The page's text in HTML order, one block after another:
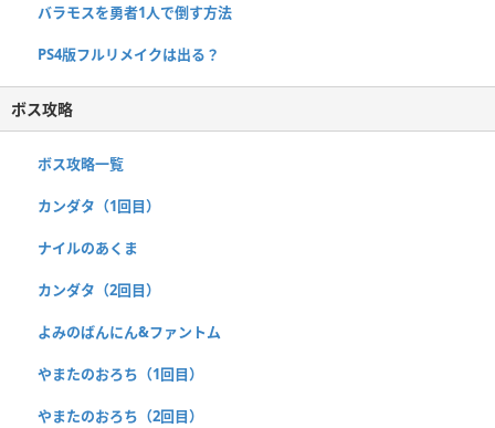
バラモスを勇者1人で倒す方法
PS4版フルリメイクは出る？
ボス攻略
ボス攻略一覧
カンダタ（1回目）
ナイルのあくま
カンダタ（2回目）
よみのばんにん&ファントム
やまたのおろち（1回目）
やまたのおろち（2回目）